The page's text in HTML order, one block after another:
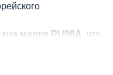
марки PU98A
, что